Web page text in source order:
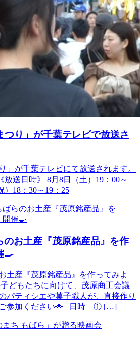
つり」が千葉テレビで放送さ
」が千葉テレビにて放送されます。
送日時》 8月8日（土）19：00～
）18：30～19：25
のお土産『茂原銘産品』を作
🍳
土産『茂原銘産品』を作ってみよ
どもたちに向けて、茂原商工会議
パティシエや菓子職人が、直接作り
ご参加ください🌟 日時 ① […]